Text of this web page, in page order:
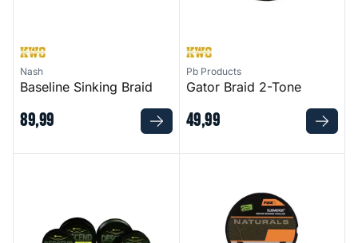
Nash
Baseline Sinking Braid
89,99
Pb Products
Gator Braid 2-Tone
49,99